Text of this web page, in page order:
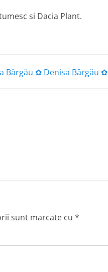
si Dacia Plant.
Bârgău ✿ Denisa Bârgău ✿
sunt marcate cu *